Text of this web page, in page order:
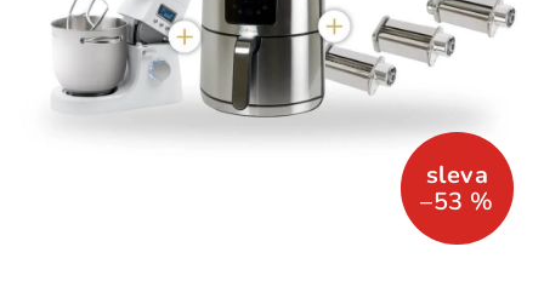
–53 %